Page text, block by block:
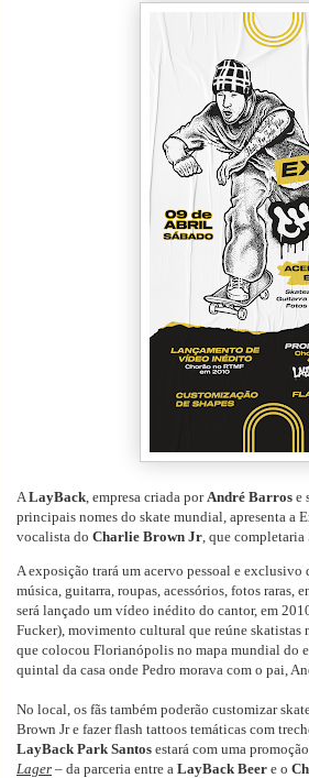
ALayBack, empresa criada porAndré Barros e
principais nomes do skate mundial, apresenta a
vocalista do Charlie Brown Jr, que completaria
A exposição trará um acervo pessoal e exclusivo
música, guitarra, roupas, acessórios, fotos raras,
será lançado um vídeo inédito do cantor, em
Fucker), movimento cultural que reúne skatistas
que colocou Florianópolis no mapa mundial do
quintal da casa onde Pedro morava com o pai,
No local, os fãs também poderão customizar
Brown Jr e fazer flash tattoos temáticas com
LayBack Park Santos estará com uma
Lager – da parceria entre a LayBack Beer e o